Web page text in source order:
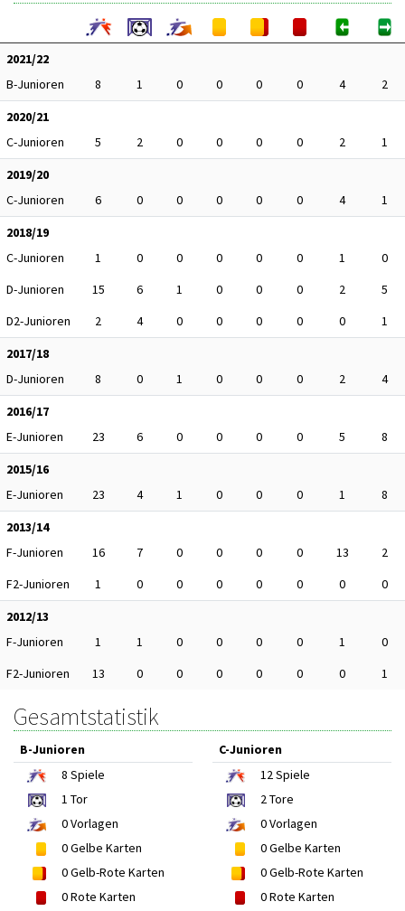
2021/22
B-Junioren
8 1 0 0 0 0 4
2
2020/21
C-Junioren
5 2 0 0 0 0 2
1
2019/20
C-Junioren
6 0 0 0 0 0 4
1
2018/19
C-Junioren
1 0 0 0 0 0 1
0
D-Junioren
15 6 1 0 0 0 2
5
D2-Junioren
2 4 0 0 0 0 0
1
2017/18
D-Junioren
8 0 1 0 0 0 2
4
2016/17
E-Junioren
23 6 0 0 0 0 5
8
2015/16
E-Junioren
23 4 1 0 0 0 1
8
2013/14
F-Junioren
16 7 0 0 0 0 13
2
F2-Junioren
1 0 0 0 0 0 0
0
2012/13
F-Junioren
1 1 0 0 0 0 1
0
F2-Junioren
13 0 0 0 0 0 0 1
Gesamtstatistik
B-Junioren
8 Spiele
1 Tor
0Vorlagen
0Gelbe Karten
0Gelb-Rote Karten
0Rote Karten
C-Junioren
12Spiele
2Tore
0Vorlagen
0Gelbe Karten
0Gelb-Rote Karten
0Rote Karten